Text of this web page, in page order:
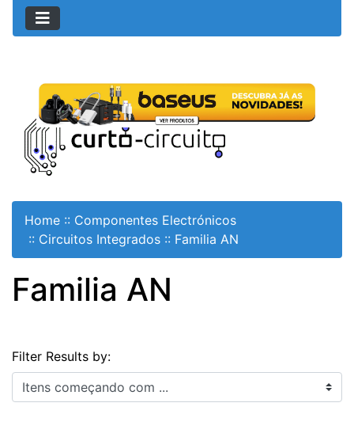
Home :: Componentes Electrónicos
:: Circuitos Integrados :: Familia AN
Familia AN
Filter Results by:
Itens começando com ...